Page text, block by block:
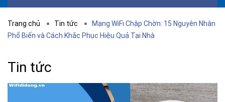
Trang chủ Tin tức
Mạng WiFi Chập Chờn: 15 Nguyên Nhân
Phổ Biến và Cách Khắc Phục Hiệu Quả Tại Nhà
Tin tức